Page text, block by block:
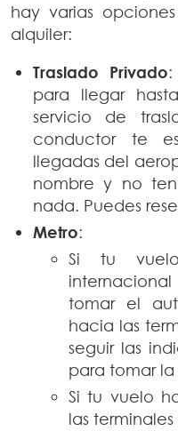
hay varias
alquiler:
Traslado Privado:
para llegar
servicio de
conductor te
llegadas del
nombre y no
nada. Puedes
Metro:
Si tu
tomar el
hacia las
seguir las
para tomar la
Si tu vuelo
las